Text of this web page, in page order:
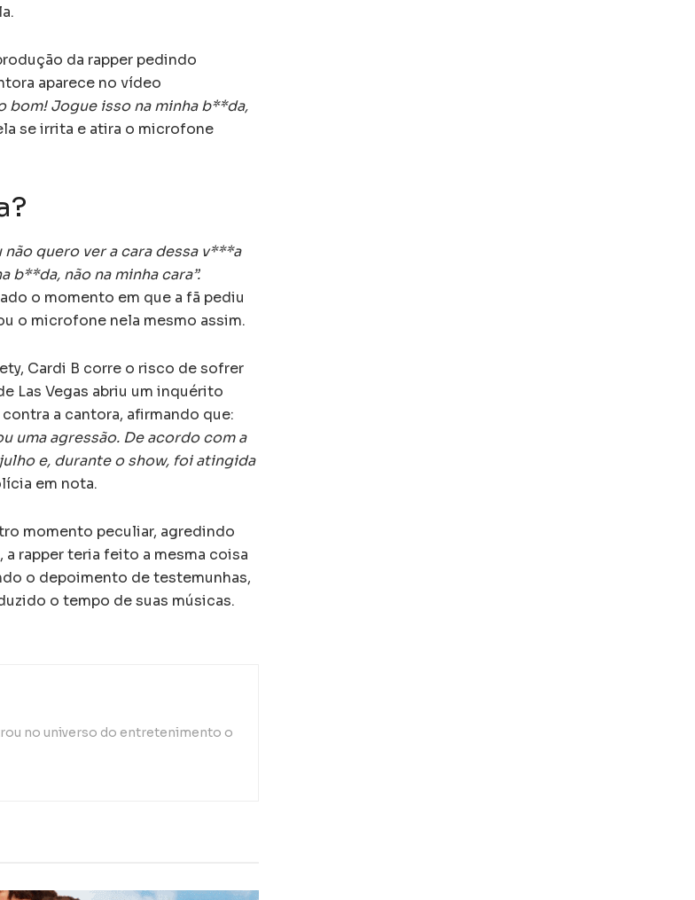
da rapper pedindo
aparece no vídeo
bom! Jogue isso na minha b**da,
se irrita e atira o microfone
não quero ver a cara dessa v***a
b**da, não na minha cara”.
o momento em que a fã pediu
o microfone nela mesmo assim.
Cardi B corre o risco de sofrer
Las Vegas abriu um inquérito
a cantora, afirmando que:
uma agressão. De acordo com a
e, durante o show, foi atingida
em nota.
momento peculiar, agredindo
rapper teria feito a mesma coisa
o depoimento de testemunhas,
o tempo de suas músicas.
no universo do entretenimento o